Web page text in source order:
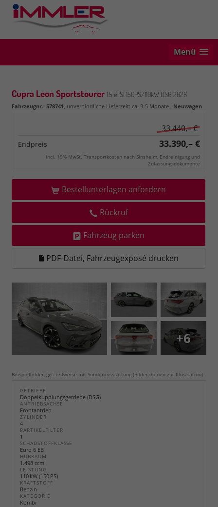
Menü
Cupra Leon Sportstourer 1.5 eTSI 150PS/110kW DSG 2026
Fahrzeugnr.: 578741, unverbindliche Lieferzeit: ca. 3-5 Monate , Neuwagen
33.440,– €
Endpreis 33.390,– €
incl. 19% MwSt. Transportkosten nach Sinsheim, Endreinigung und
Zulassungsdokumente
Bestellunterlagen anfordern
Rückruf
Fahrzeug parken
PDF-Datei, Fahrzeugexposé drucken
+6
Beispielbilder, ggf. teilweise mit Sonderausstattung (Bilder dienen zur Illustration)
GETRIEBE
Doppelkupplungsgetriebe (DSG)
ANTRIEBSACHSE
Frontantrieb
ZYLINDER
4
PARTIKELFILTER
1
SCHADSTOFFKLASSE
Euro 6 EB
HUBRAUM
1.498 ccm
LEISTUNG
110 kW (150 PS)
KRAFTSTOFF
Benzin
KATEGORIE
Kombi